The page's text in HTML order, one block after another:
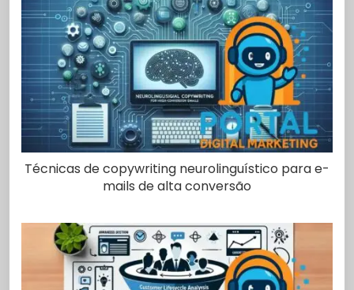
Técnicas de copywriting neurolinguístico para e-
mails de alta conversão